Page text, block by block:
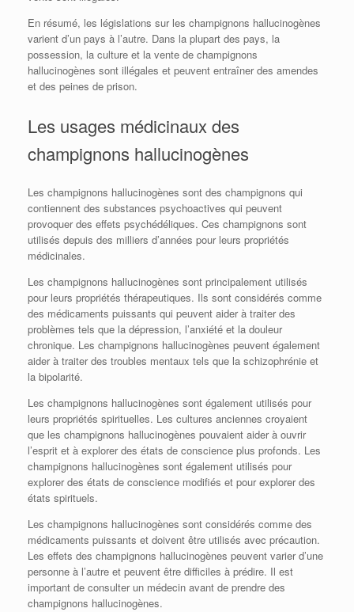
En résumé, les législations sur les champignons hallucinogènes
varient d’un pays à l’autre. Dans la plupart des pays, la
possession, la culture et la vente de champignons
hallucinogènes sont illégales et peuvent entraîner des amendes
et des peines de prison.
Les usages médicinaux des
champignons hallucinogènes
Les champignons hallucinogènes sont des champignons qui
contiennent des substances psychoactives qui peuvent
provoquer des effets psychédéliques. Ces champignons sont
utilisés depuis des milliers d’années pour leurs propriétés
médicinales.
Les champignons hallucinogènes sont principalement utilisés
pour leurs propriétés thérapeutiques. Ils sont considérés comme
des médicaments puissants qui peuvent aider à traiter des
problèmes tels que la dépression, l’anxiété et la douleur
chronique. Les champignons hallucinogènes peuvent également
aider à traiter des troubles mentaux tels que la schizophrénie et
la bipolarité.
Les champignons hallucinogènes sont également utilisés pour
leurs propriétés spirituelles. Les cultures anciennes croyaient
que les champignons hallucinogènes pouvaient aider à ouvrir
l’esprit et à explorer des états de conscience plus profonds. Les
champignons hallucinogènes sont également utilisés pour
explorer des états de conscience modifiés et pour explorer des
états spirituels.
Les champignons hallucinogènes sont considérés comme des
médicaments puissants et doivent être utilisés avec précaution.
Les effets des champignons hallucinogènes peuvent varier d’une
personne à l’autre et peuvent être difficiles à prédire. Il est
important de consulter un médecin avant de prendre des
champignons hallucinogènes.